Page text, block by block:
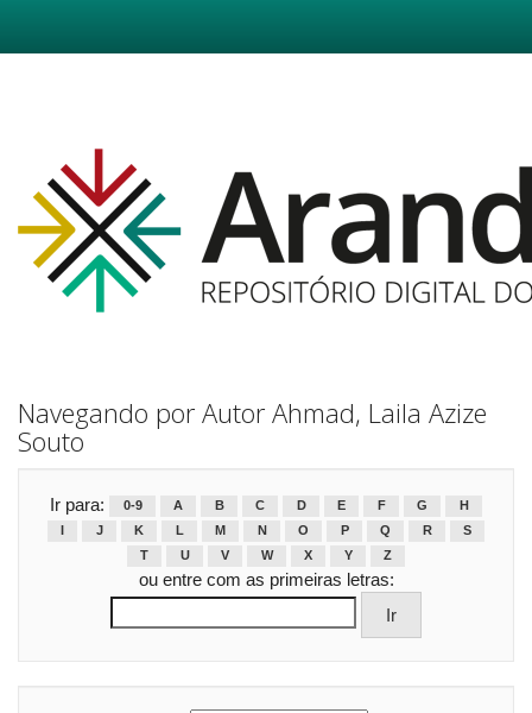
Navegando por Autor Ahmad, Laila Azize
Souto
Ir para: 0-9 A B C D E F G
H
J K L M N O P Q R
S
T
U V W X Y Z
ou entre com as primeiras letras: